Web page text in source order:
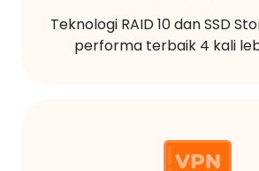
Teknologi RAID 10 dan SSD
performa terbaik 4 kali